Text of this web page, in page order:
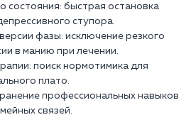
состояния: быстрая остановка
ступора.
фазы: исключение резкого
в манию при лечении.
поиск нормотимика для
плато.
профессиональных навыков
связей.